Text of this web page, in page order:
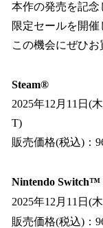
本作の発売を記念
限定セールを開催
この機会にぜひお
Steam®
2025年12月11日(
T)
販売価格(税込)：
Nintendo Switch™
2025年12月11日(
販売価格(税込)：